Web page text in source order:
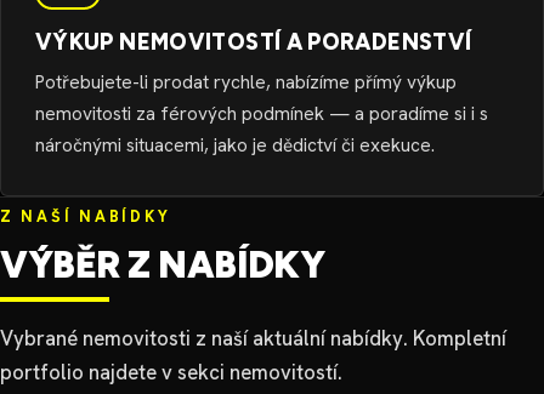
VÝKUP NEMOVITOSTÍ A PORADENSTVÍ
Potřebujete-li prodat rychle, nabízíme přímý výkup
nemovitosti za férových podmínek — a poradíme si i s
náročnými situacemi, jako je dědictví či exekuce.
Z NAŠÍ NABÍDKY
VÝBĚR Z NABÍDKY
Vybrané nemovitosti z naší aktuální nabídky. Kompletní
portfolio najdete v sekci nemovitostí.